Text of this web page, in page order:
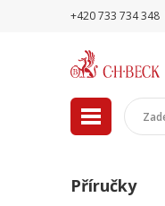
+420 733 734 348
Příručky